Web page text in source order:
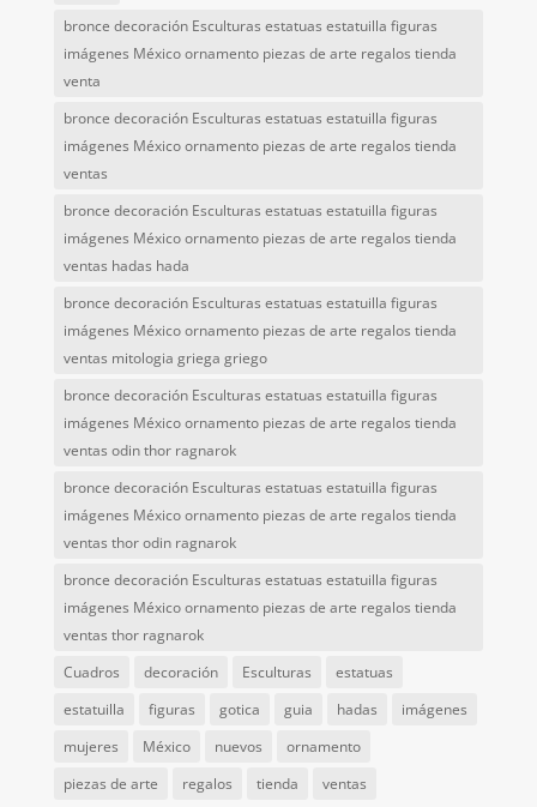
bronce decoración Esculturas estatuas estatuilla figuras
imágenes México ornamento piezas de arte regalos tienda
venta
bronce decoración Esculturas estatuas estatuilla figuras
imágenes México ornamento piezas de arte regalos tienda
ventas
bronce decoración Esculturas estatuas estatuilla figuras
imágenes México ornamento piezas de arte regalos tienda
ventas hadas hada
bronce decoración Esculturas estatuas estatuilla figuras
imágenes México ornamento piezas de arte regalos tienda
ventas mitologia griega griego
bronce decoración Esculturas estatuas estatuilla figuras
imágenes México ornamento piezas de arte regalos tienda
ventas odin thor ragnarok
bronce decoración Esculturas estatuas estatuilla figuras
imágenes México ornamento piezas de arte regalos tienda
ventas thor odin ragnarok
bronce decoración Esculturas estatuas estatuilla figuras
imágenes México ornamento piezas de arte regalos tienda
ventas thor ragnarok
Cuadros
decoración Esculturas
estatuas
estatuilla
figuras gotica guia hadas
imágenes
mujeres
México nuevos
ornamento
piezas de arte
regalos tienda ventas